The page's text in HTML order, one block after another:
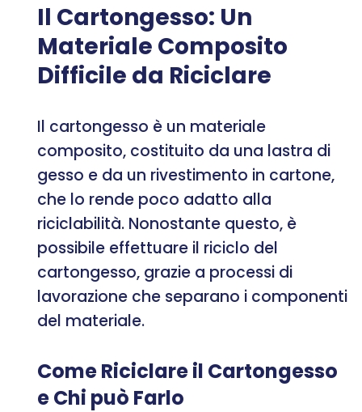
Il Cartongesso: Un
Materiale Composito
Difficile da Riciclare
Il cartongesso è un materiale
composito, costituito da una lastra di
gesso e da un rivestimento in cartone,
che lo rende poco adatto alla
riciclabilità. Nonostante questo, è
possibile effettuare il riciclo del
cartongesso, grazie a processi di
lavorazione che separano i componenti
del materiale.
Come Riciclare il Cartongesso
e Chi può Farlo